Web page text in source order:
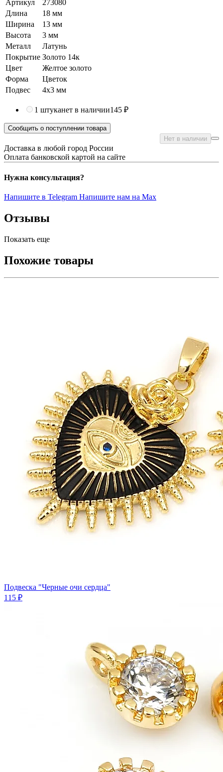
Артикул
273080
Длина
18 мм
Ширина
13 мм
Высота
3 мм
Металл
Латунь
Покрытие Золото 14к
Цвет
Желтое золото
Форма
Цветок
Подвес
4х3 мм
1 штуканет в наличии145 ₽
Сообщить о поступлении товара
Нет в наличии
Доставка в любой город России
Оплата банковской картой на сайте
Нужна консультация?
Напишите в Telegram Напишите нам на Max
Отзывы
Показать еще
Похожие товары
Подвеска "Черные очи сердца"
115 ₽